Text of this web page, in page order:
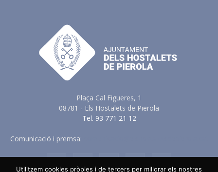
Plaça Cal Figueres, 1
08781 - Els Hostalets de Pierola
Tel. 93 771 21 12
Comunicació i premsa:
Utilitzem cookies pròpies i de tercers per millorar els nostres